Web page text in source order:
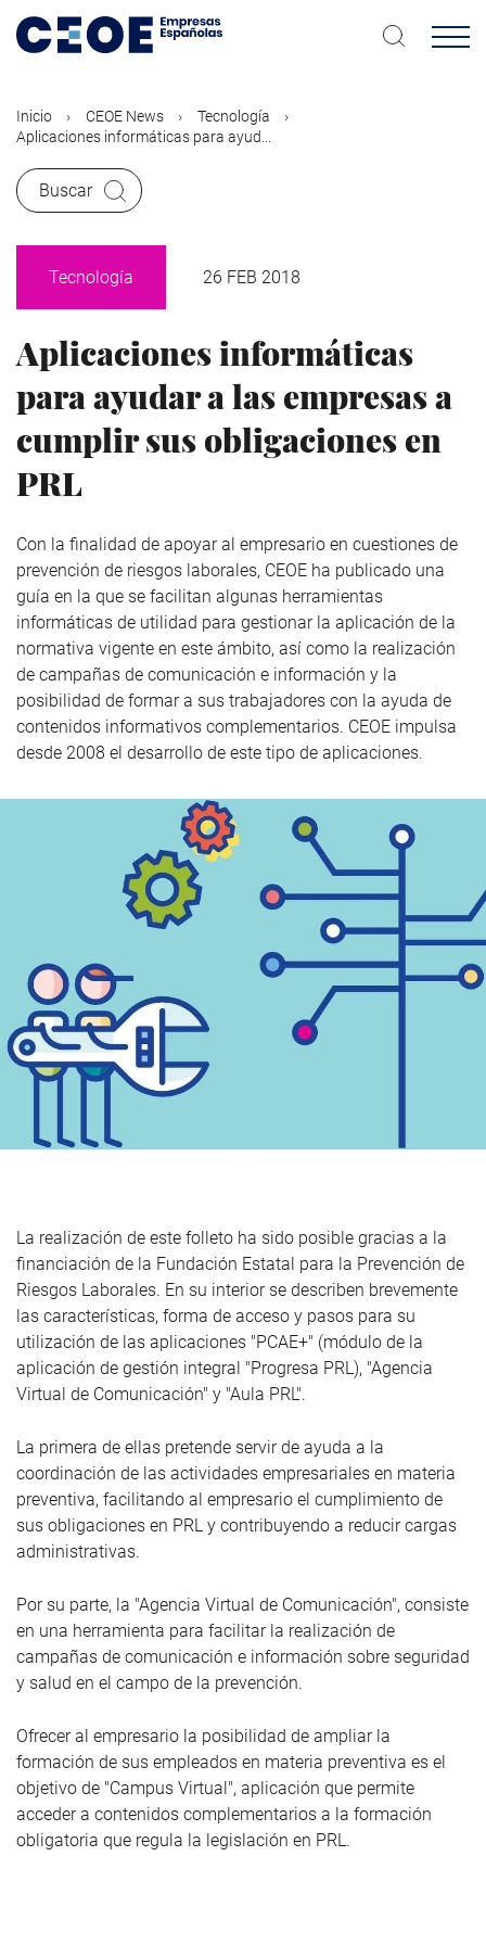
contenido
Inicio CEOE News
Tecnología
Aplicaciones informáticas para ayud...
Buscar
Tecnología 26 FEB 2018
Aplicaciones informáticas
para ayudar a las empresas a
cumplir sus obligaciones en
PRL
Con la finalidad de apoyar al empresario en cuestiones de
prevención de riesgos laborales, CEOE ha publicado una
guía en la que se facilitan algunas herramientas
informáticas de utilidad para gestionar la aplicación de la
normativa vigente en este ámbito, así como la realización
de campañas de comunicación e información y la
posibilidad de formar a sus trabajadores con la ayuda de
contenidos informativos complementarios. CEOE impulsa
desde 2008 el desarrollo de este tipo de aplicaciones.
La realización de este folleto ha sido posible gracias a la
financiación de la Fundación Estatal para la Prevención de
Riesgos Laborales. En su interior se describen brevemente
las características, forma de acceso y pasos para su
utilización de las aplicaciones "PCAE+" (módulo de la
aplicación de gestión integral "Progresa PRL), "Agencia
Virtual de Comunicación" y "Aula PRL".
La primera de ellas pretende servir de ayuda a la
coordinación de las actividades empresariales en materia
preventiva, facilitando al empresario el cumplimiento de
sus obligaciones en PRL y contribuyendo a reducir cargas
administrativas.
Por su parte, la "Agencia Virtual de Comunicación", consiste
en una herramienta para facilitar la realización de
campañas de comunicación e información sobre seguridad
y salud en el campo de la prevención.
Ofrecer al empresario la posibilidad de ampliar la
formación de sus empleados en materia preventiva es el
objetivo de "Campus Virtual", aplicación que permite
acceder a contenidos complementarios a la formación
obligatoria que regula la legislación en PRL.